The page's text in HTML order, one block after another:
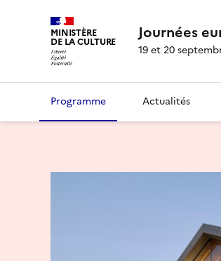
MINISTÈRE
DE LA CULTURE Journées
19 et 20
Programme Actualités